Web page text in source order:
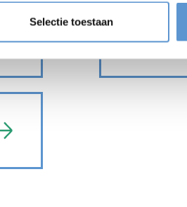
Selectie toestaan
Project